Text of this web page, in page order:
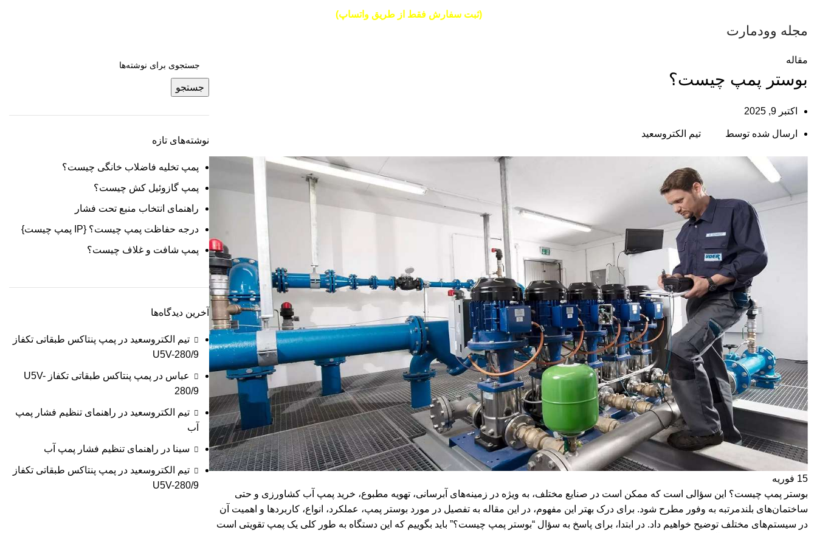
(ثبت سفارش فقط از طریق واتساپ)
مجله وودمارت
مقاله
بوستر پمپ چیست؟
اکتبر 9, 2025
ارسال شده توسط تیم الکتروسعید
15 فوریه
بوستر پمپ چیست؟ این سؤالی است که ممکن است در صنایع مختلف، به ویژه در زمینه‌های آبرسانی، تهویه مطبوع، خرید پمپ آب کشاورزی و حتی
ساختمان‌های بلندمرتبه به وفور مطرح شود. برای درک بهتر این مفهوم، در این مقاله به تفصیل در مورد بوستر پمپ، عملکرد، انواع، کاربردها و اهمیت آن
در سیستم‌های مختلف توضیح خواهیم داد. در ابتدا، برای پاسخ به سؤال “بوستر پمپ چیست؟” باید بگوییم که این دستگاه به طور کلی یک پمپ تقویتی است
جستجو
نوشته‌های تازه
پمپ تخلیه فاضلاب خانگی چیست؟
پمپ گازوئیل کش چیست؟
راهنمای انتخاب منبع تحت فشار
درجه حفاظت پمپ چیست؟ {IP پمپ چیست}
پمپ شافت و غلاف چیست؟
آخرین دیدگاه‌ها
تیم الکتروسعید در پمپ پنتاکس طبقاتی تکفاز
U5V-280/9
عباس در
پمپ پنتاکس طبقاتی تکفاز U5V-
280/9
تیم الکتروسعید در راهنمای تنظیم فشار پمپ
آب
سینا در راهنمای تنظیم فشار پمپ آب
تیم الکتروسعید در پمپ پنتاکس طبقاتی تکفاز
U5V-280/9